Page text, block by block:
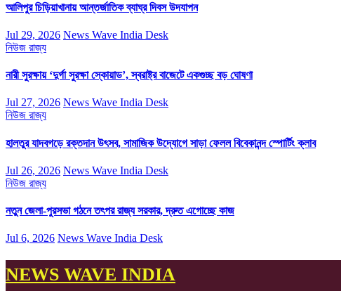
আলিপুর চিড়িয়াখানায় আন্তর্জাতিক ব্যাঘ্র দিবস উদযাপন
Jul 29, 2026 News Wave India Desk
নিউজ রাজ্য
নারী সুরক্ষায় ‘দুর্গা সুরক্ষা স্কোয়াড’, স্বরাষ্ট্র বাজেটে একগুচ্ছ বড় ঘোষণা
Jul 27, 2026 News Wave India Desk
নিউজ রাজ্য
হালতুর যাদবগড়ে রক্তদান উৎসব, সামাজিক উদ্যোগে সাড়া ফেলল বিবেকানন্দ স্পোর্টিং ক্লাব
Jul 26, 2026 News Wave India Desk
নিউজ রাজ্য
নতুন জেলা-পুরসভা গঠনে তৎপর রাজ্য সরকার, দ্রুত এগোচ্ছে কাজ
Jul 6, 2026 News Wave India Desk
NEWS WAVE INDIA